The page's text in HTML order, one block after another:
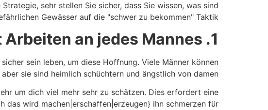
sehr stellen Sie sicher, dass Sie wissen, was sind
Gewässer auf die "schwer zu bekommen" Taktik.
1.
an jedes Mannes.
sein leben, um diese Hoffnung. Viele Männer können
sie sind heimlich schüchtern und ängstlich von damen.
um dich viel mehr sehr zu schätzen. Dies erfordert eine
das wird machen|erschaffen|erzeugen} ihn schmerzen für